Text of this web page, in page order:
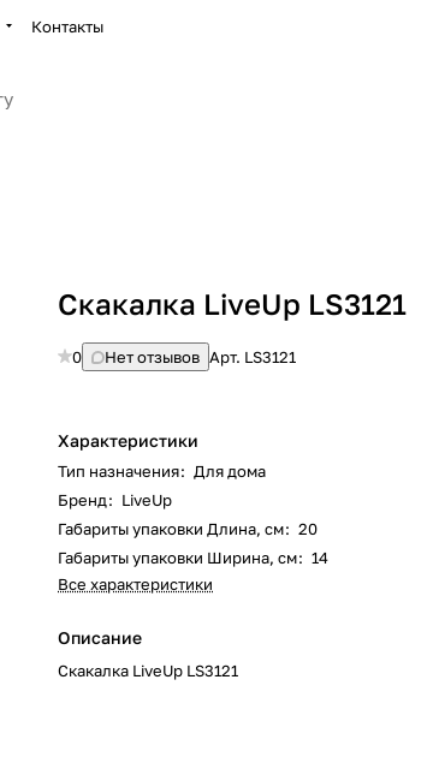
Контакты
Скакалка LiveUp LS3121
0 Нет отзывов Арт. LS3121
Характеристики
Тип назначения: Для дома
Бренд: LiveUp
Габариты упаковки Длина, см: 20
Габариты упаковки Ширина, см: 14
Все характеристики
Описание
Скакалка LiveUp LS3121